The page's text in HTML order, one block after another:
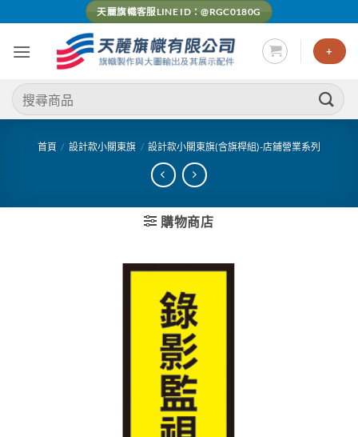
content
天麗旗幟客服LINE ID：@RGC0180G
+
搜
尋
首頁 / 設計款小關東旗 / 設計款小關東旗(含旗桿組)-店鋪營業系列
購物商店